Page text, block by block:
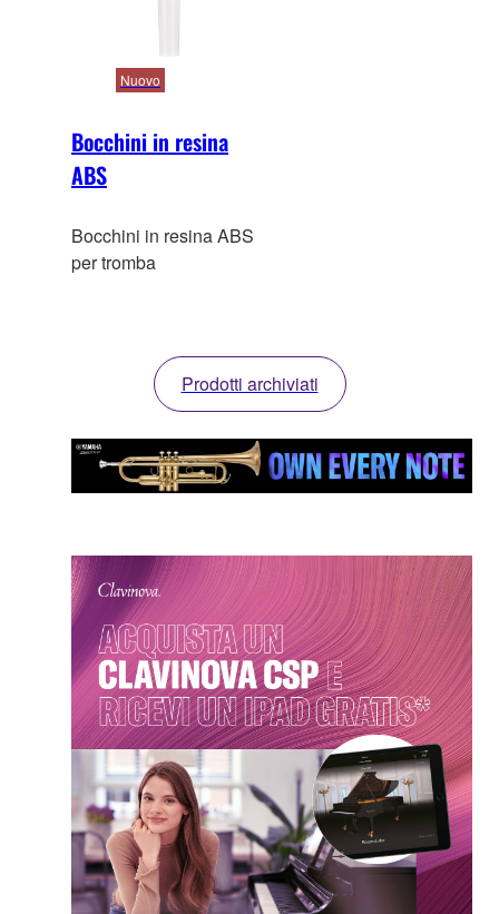
Bocchini in resina
ABS
Nuovo
Bocchini in resina ABS
per tromba
Prodotti archiviati